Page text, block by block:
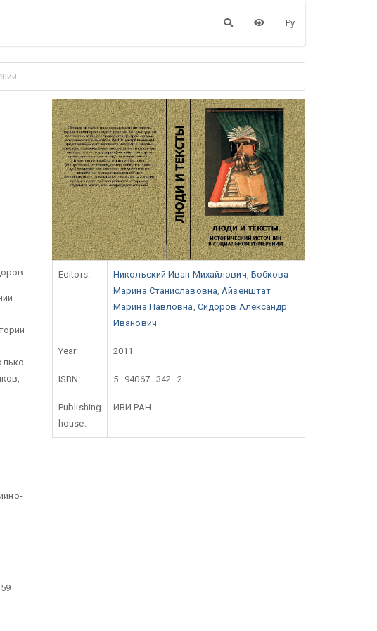
Ру
Editors: Никольский Иван Михайлович Бобкова
Марина Станиславовна Айзенштат
Марина Павловна Сидоров Александр
Иванович
Year: 2011
ISBN: 5–94067–342–2
Publishing
house:
ИВИ РАН